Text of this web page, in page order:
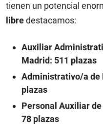
tienen un potencial
libredestacamos:
Auxiliar
Madrid: 511 plazas
Administrativo/a de
plazas
Personal Auxiliar
78 plazas